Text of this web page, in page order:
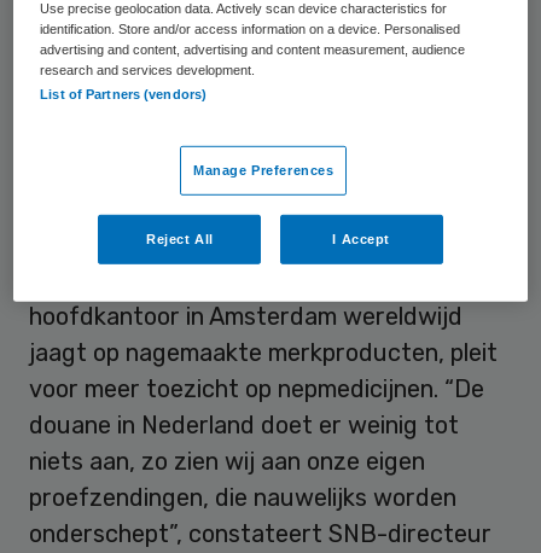
van medicijnfabrikant Pfizer. In Nederland is
de illegale medische markt groeiende,
constateren diverse toezichthouders en
belanghebbenden.
Meer toezicht
hoofdkantoor in Amsterdam wereldwijd
jaagt op nagemaakte merkproducten, pleit
voor meer toezicht op nepmedicijnen. “De
douane in Nederland doet er weinig tot
niets aan, zo zien wij aan onze eigen
proefzendingen, die nauwelijks worden
onderschept”, constateert SNB-directeur
Use precise geolocation data. Actively scan device characteristics for
identification. Store and/or access information on a device. Personalised
advertising and content, advertising and content measurement, audience
research and services development.
List of Partners (vendors)
Manage Preferences
Reject All I Accept